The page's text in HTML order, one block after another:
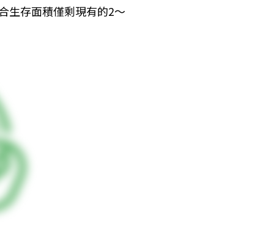
生存面積僅剩現有的2～